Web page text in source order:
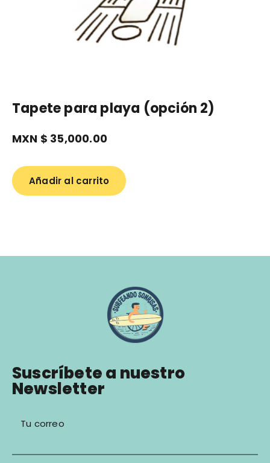
Tapete para playa (opción 2)
MXN $ 35,000.00
Añadir al carrito
Suscríbete a nuestro
Newsletter
Tu correo